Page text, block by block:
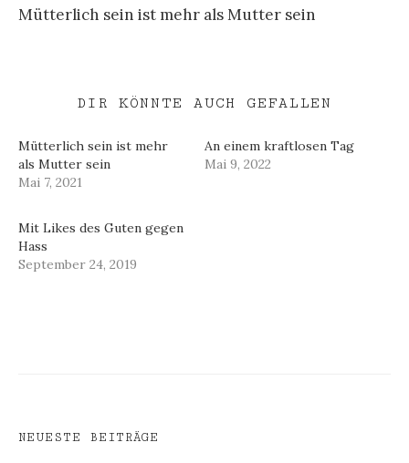
Mütterlich sein ist mehr als Mutter sein
DIR KÖNNTE AUCH GEFALLEN
Mütterlich sein ist mehr
als Mutter sein
Mai 7, 2021
An einem kraftlosen Tag
Mai 9, 2022
Mit Likes des Guten gegen
Hass
September 24, 2019
NEUESTE BEITRÄGE